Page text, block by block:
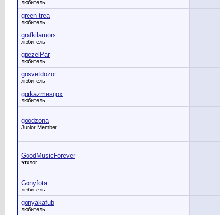
любитель
green trea
любитель
grafkilamors
любитель
gpezelPar
любитель
gosvetdozor
любитель
gorkazmesgox
любитель
goodzona
Junior Member
GoodMusicForever
этолог
Gonyfota
любитель
gonyakafub
любитель